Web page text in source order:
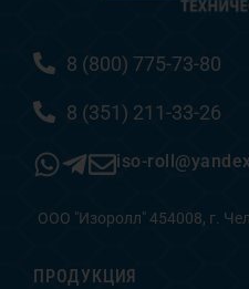
8 (800) 775-73-80
8 (351) 211-33-26
iso-
ООО "Изоролл" 454008, г.
ПРОДУКЦИЯ